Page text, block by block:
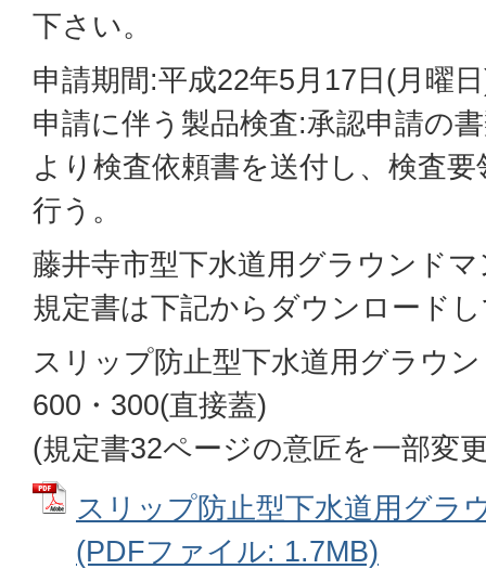
下さい。
申請期間:平成22年5月17日(月曜
申請に伴う製品検査:承認申請の
より検査依頼書を送付し、検査
行う。
藤井寺市型下水道用グラウンド
規定書は下記からダウンロード
スリップ防止型下水道用グラウ
600・300(直接蓋)
(規定書32ページの意匠を一部変
スリップ防止型下水道用グラ
(PDFファイル: 1.7MB)